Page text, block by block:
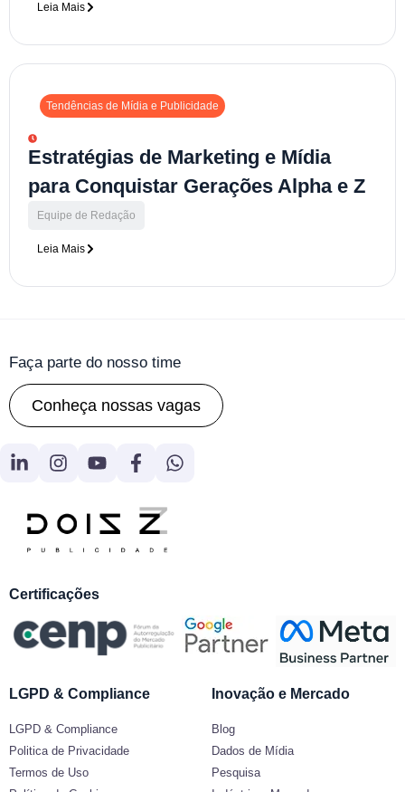
Leia Mais
Tendências de Mídia e Publicidade
Estratégias de Marketing e Mídia
para Conquistar Gerações Alpha e Z
Equipe de Redação
Leia Mais
Faça parte do nosso time
Conheça nossas vagas
Certificações
LGPD & Compliance
LGPD & Compliance
Politica de Privacidade
Termos de Uso
Inovação e Mercado
Blog
Dados de Mídia
Pesquisa